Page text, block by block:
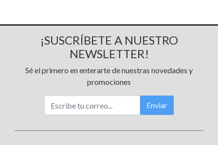
¡SUSCRÍBETE A NUESTRO
NEWSLETTER!
Sé el primero en enterarte de nuestras novedades y
promociones
Enviar